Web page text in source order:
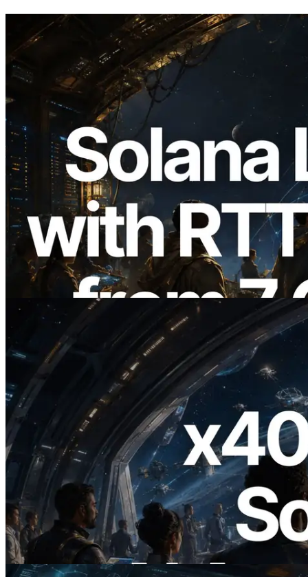
2026.08.05
ERPC étend l’API Solana Leader Slot
avec la mesure du ping depuis 7 régions
du monde — l’API Validators
Information est également lancée
2026.07.04
ERPC lance un RPC Solana compatible
x402 — L'ère où les agents IA paient à la
demande les API dont ils ont besoin
Lire cet article